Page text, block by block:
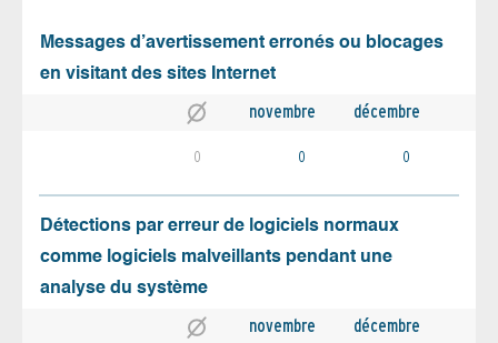
Messages d’avertissement erronés ou blocages
en visitant des sites Internet
novembre décembre
0 0 0
Détections par erreur de logiciels normaux
comme logiciels malveillants pendant une
analyse du système
novembre décembre